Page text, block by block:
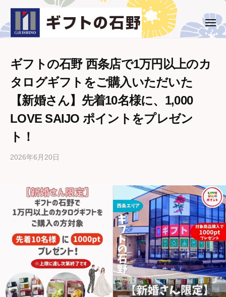
テ
ギ
ト
の
石
野
西
・
新
浜
市
門
店
メ
ニ
ュ
ギフトの石野 西条店で1万円以上のカ
タログギフトをご購入いただいた
【新婚さん】先着10名様に、1,000
LOVE SAIJO ポイントをプレゼン
ト！
2026年6月20日
フ
ト
の
野
ト
の
石